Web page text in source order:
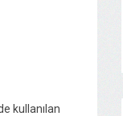
kullanılan